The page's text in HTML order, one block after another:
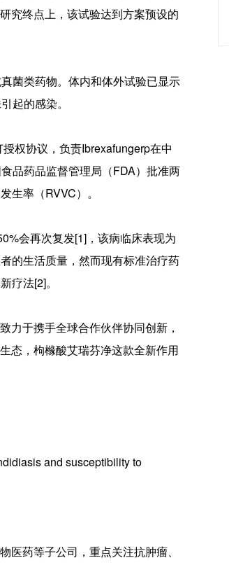
究终点上，该试验达到方案预设的
菌类药物。体内和体外试验已显示
起的感染。
权协议，负责Ibrexafungerp在中
品药品监督管理局（FDA）批准两
生率（RVVC）。
会再次复发[1]，该病临床表现为
的生活质量，然而现有标准治疗药
疗法[2]。
力于携手全球合作伙伴协同创新，
态，枸橼酸艾瑞芬净这款全新作用
and susceptibility to
药等子公司，重点关注抗肿瘤、